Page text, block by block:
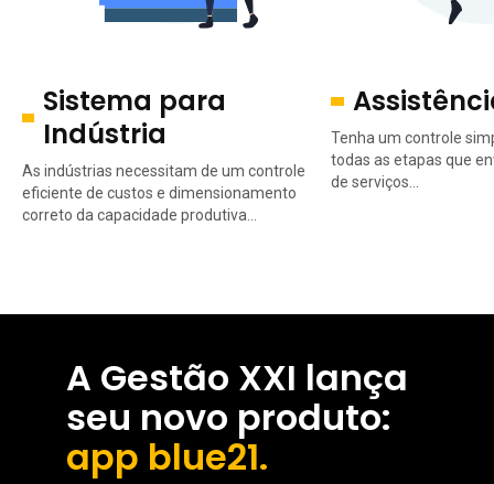
Sistema para
Indústria
As indústrias necessitam de um controle
eficiente de custos e dimensionamento
correto da capacidade produtiva...
Tenha um controle
todas as etapas que
de serviços...
A Gestão XXI lança
seu novo produto:
app blue21.